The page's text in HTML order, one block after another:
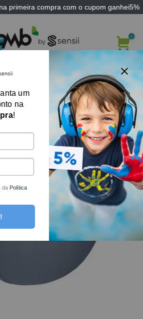
na primeira compra com o cupom ganhei5%
Fácil Posicionamento de
um
na
!
da Política